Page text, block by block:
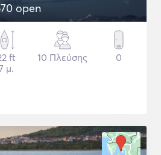
open
ft
μ.
10 Πλεύσης 0